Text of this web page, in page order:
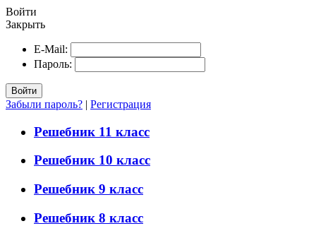
Войти
Закрыть
E-Mail:
Пароль:
Войти
Забыли пароль? | Регистрация
Решебник 11 класс
Решебник 10 класс
Решебник 9 класс
Решебник 8 класс